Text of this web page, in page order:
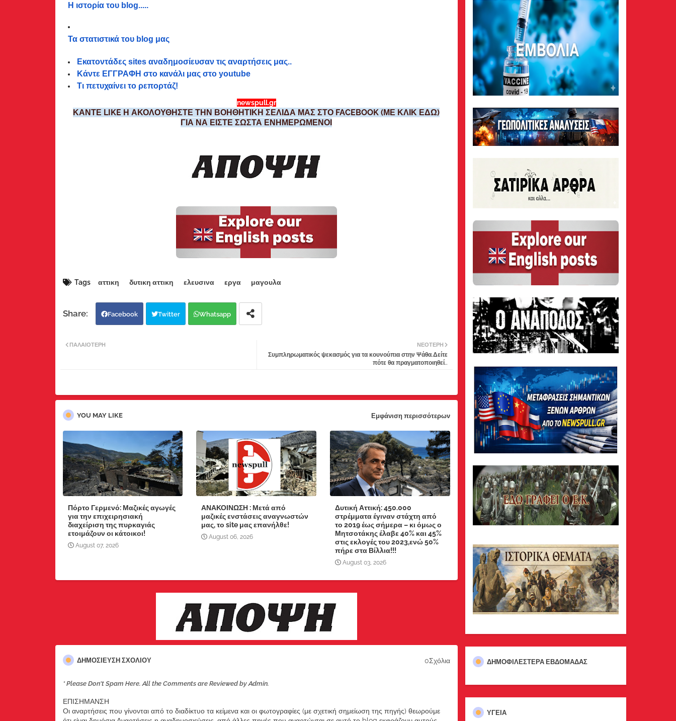
Η ιστορία του blog.....
Τα στατιστικά του blog μας
Εκατοντάδες sites αναδημοσίευσαν τις αναρτήσεις μας..
Κάντε ΕΓΓΡΑΦΗ στο κανάλι μας στο youtube
Τι πετυχαίνει το ρεπορτάζ!
newspull.gr
ΚΑΝΤΕ LIKE Η ΑΚΟΛΟΥΘΗΣΤΕ ΤΗΝ ΒΟΗΘΗΤΙΚΗ ΣΕΛΙΔΑ ΜΑΣ ΣΤΟ FACEBOOK (ΜΕ ΚΛΙΚ ΕΔΩ)
ΓΙΑ ΝΑ ΕΙΣΤΕ ΣΩΣΤΑ ΕΝΗΜΕΡΩΜΕΝΟΙ
Tags αττικη δυτικη αττικη ελευσινα εργα μαγουλα
Facebook Twitter Whatsapp
ΝΕΌΤΕΡΗ
Συμπληρωματικός ψεκασμός για τα κουνούπια στην Ψάθα.Δείτε
πότε θα πραγματοποιηθεί..
ΠΑΛΑΙΌΤΕΡΗ
YOU MAY LIKE Εμφάνιση περισσότερων
Πόρτο Γερμενό: Μαζικές αγωγές
για την επιχειρησιακή
διαχείριση της πυρκαγιάς
ετοιμάζουν οι κάτοικοι!
August 07, 2026
ΑΝΑΚΟΙΝΩΣΗ : Μετά από
μαζικές ενστάσεις αναγνωστών
μας, το site μας επανήλθε!
August 06, 2026
Δυτική Αττική: 450.000
στρέμματα έγιναν στάχτη από
το 2019 έως σήμερα – κι όμως ο
Μητσοτάκης έλαβε 40% και 45%
στις εκλογές του 2023,ενώ 50%
πήρε στα Βίλλια!!!
August 03, 2026
ΔΗΜΟΣΊΕΥΣΗ ΣΧΟΛΊΟΥ 0Σχόλια
* Please Don't Spam Here. All the Comments are Reviewed by Admin.
ΕΠΙΣΗΜΑΝΣΗ
Οι αναρτήσεις που γίνονται από το διαδίκτυο τα κείμενα και οι φωτογραφίες (με σχετική σημείωση της πηγής) θεωρούμε
ΔΗΜΟΦΙΛΈΣΤΕΡΑ ΕΒΔΟΜΆΔΑΣ
ΥΓΕΙΑ